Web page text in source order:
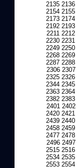
2135 2136
2154 2155
2173 2174
2192 2193
2211 2212
2230 2231
2249 2250
2268 2269
2287 2288
2306 2307
2325 2326
2344 2345
2363 2364
2382 2383
2401 2402
2420 2421
2439 2440
2458 2459
2477 2478
2496 2497
2515 2516
2534 2535
2553 2554